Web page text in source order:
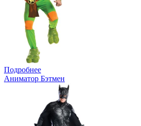
Подробнее
Аниматор Бэтмен